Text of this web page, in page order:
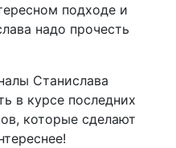
подходе и
надо прочесть
Станислава
в курсе последних
которые сделают